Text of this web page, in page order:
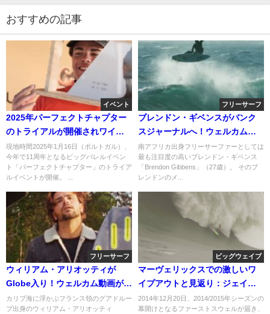
おすすめの記事
イベント
2025年パーフェクトチャプター
のトライアルが開催されワイル
ドカードが決定へ
現地時間2025年1月16日（ポルトガル）、
今年で11周年となるビッグバレルイベン
ト「パーフェクトチャプター」のトライア
ルイベントが開催。 ...
フリーサーフ
ブレンドン・ギベンスがバンク
スジャーナルへ！ウェルカム動
画
南アフリカ出身フリーサーファーとしては
最も注目度の高いブレンドン・ギベンス
「Brendon Gibbens」（27歳）。 そのブ
レンドンのメ...
フリーサーフ
ウィリアム・アリオッティが
Globe入り！ウェルカム動画が公
開
カリブ海に浮かぶフランス領のグアドルー
プ出身のウィリアム・アリオッティ
ビッグウェイブ
マーヴェリックスでの激しいワ
イプアウトと見返り：ジェイミ
ー・ミッチェル
2014年12月20日、2014/2015年シーズンの
幕開けとなるファーストスウェルが届き、